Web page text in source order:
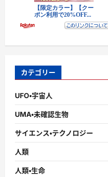
カテゴリー
UFO・宇宙人
UMA・未確認生物
サイエンス・テクノロジー
人類
人類・生命